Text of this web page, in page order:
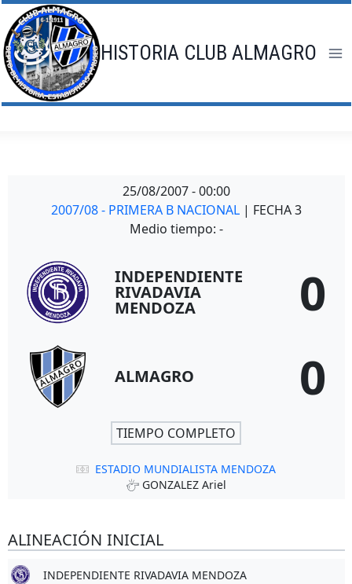
Saltar
al
contenido
HISTORIA CLUB ALMAGRO
25/08/2007 - 00:00
2007/08 - PRIMERA B NACIONAL | FECHA 3
Medio tiempo: -
INDEPENDIENTE
RIVADAVIA
MENDOZA 0
ALMAGRO 0
TIEMPO COMPLETO
ESTADIO MUNDIALISTA MENDOZA
GONZALEZ Ariel
ALINEACIÓN INICIAL
INDEPENDIENTE RIVADAVIA MENDOZA